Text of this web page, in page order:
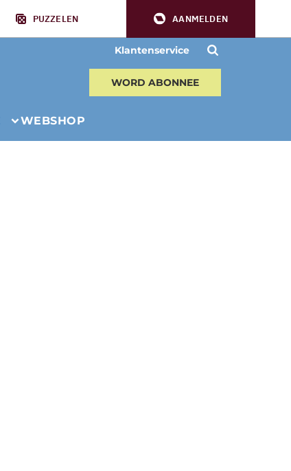
PUZZELEN AANMELDEN
Klantenservice
WORD ABONNEE
WEBSHOP